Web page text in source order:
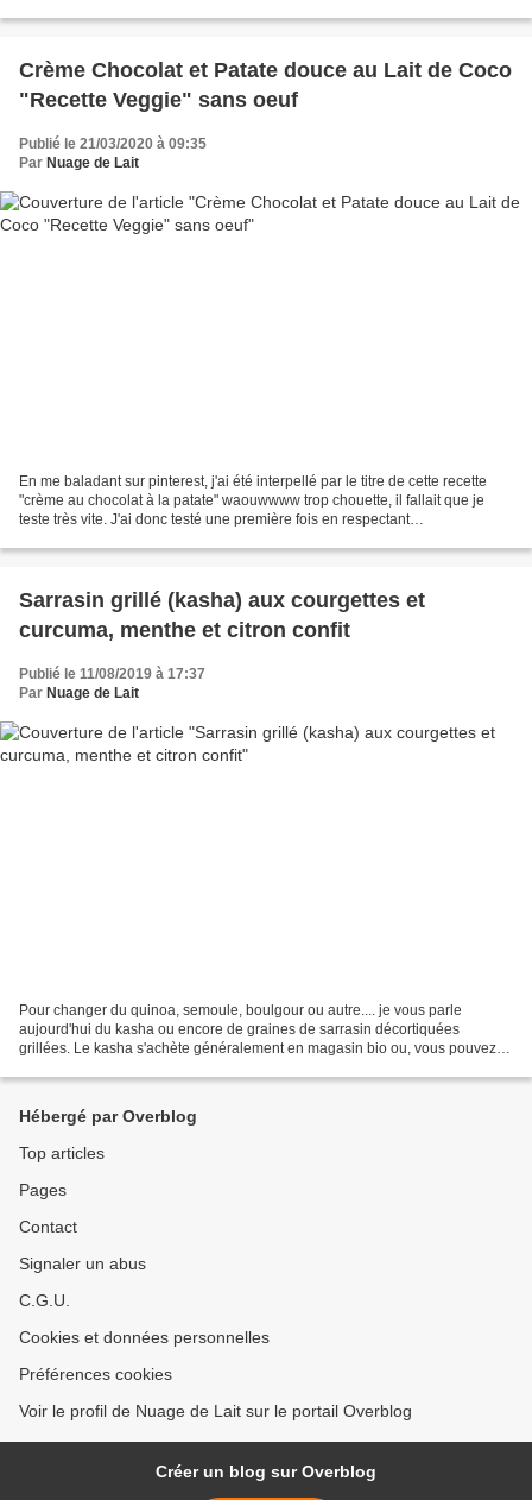
Crème Chocolat et Patate douce au Lait de Coco
"Recette Veggie" sans oeuf
Publié le 21/03/2020 à 09:35
Par Nuage de Lait
En me baladant sur pinterest, j'ai été interpellé par le titre de cette recette
"crème au chocolat à la patate" waouwwww trop chouette, il fallait que je
teste très vite. J'ai donc testé une première fois en respectant
Sarrasin grillé (kasha) aux courgettes et
curcuma, menthe et citron confit
Publié le 11/08/2019 à 17:37
Par Nuage de Lait
Pour changer du quinoa, semoule, boulgour ou autre.... je vous parle
aujourd'hui du kasha ou encore de graines de sarrasin décortiquées
grillées. Le kasha s'achète généralement en magasin bio ou, vous pouvez le
Hébergé par Overblog
Top articles
Pages
Contact
Signaler un abus
C.G.U.
Cookies et données personnelles
Préférences cookies
Voir le profil de Nuage de Lait sur le portail Overblog
Créer un blog sur Overblog